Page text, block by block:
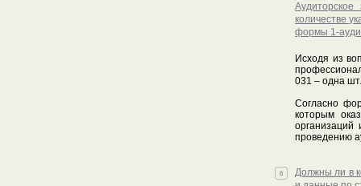
количестве
формы 1-
Исходя из
031 – одна шт.
Согласно
которым
организаций
проведению
6
Должны ли в